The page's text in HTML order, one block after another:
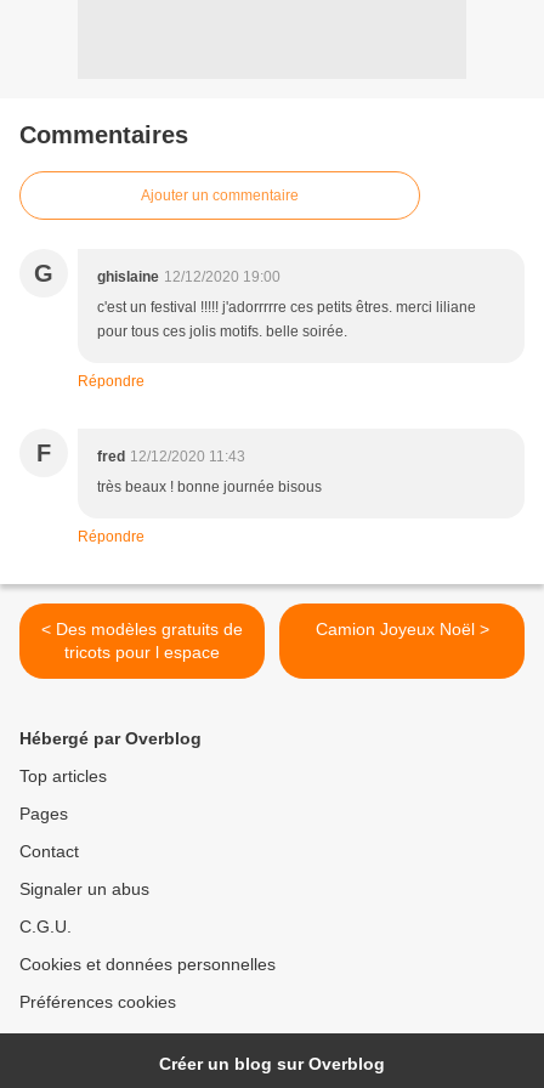
Commentaires
Ajouter un commentaire
G ghislaine 12/12/2020 19:00
c'est un festival !!!!! j'adorrrrre ces petits êtres. merci liliane
pour tous ces jolis motifs. belle soirée.
Répondre
F fred 12/12/2020 11:43
très beaux ! bonne journée bisous
Répondre
< Des modèles gratuits de
tricots pour l espace
Camion Joyeux Noël >
Hébergé par Overblog
Top articles
Pages
Contact
Signaler un abus
C.G.U.
Cookies et données personnelles
Préférences cookies
Créer un blog sur Overblog